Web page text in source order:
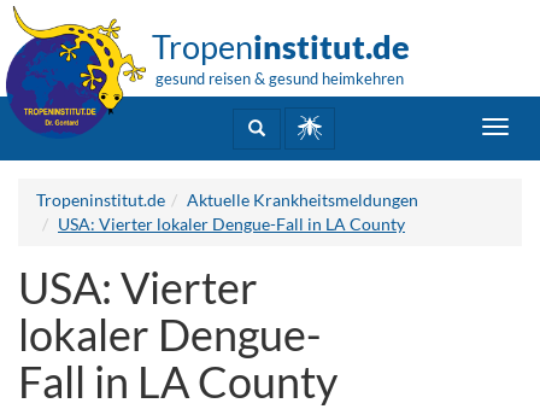
Tropeninstitut.de
gesund reisen & gesund heimkehren
Tropeninstitut.de
Aktuelle Krankheitsmeldungen
USA: Vierter lokaler Dengue-Fall in LA County
USA: Vierter
lokaler Dengue-
Fall in LA County